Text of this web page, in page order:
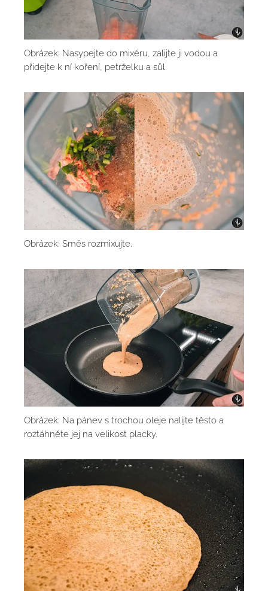
Obrázek: Nasypejte do mixéru, zalijte ji vodou a
přidejte k ní koření, petrželku a sůl.
Obrázek: Směs rozmixujte.
Obrázek: Na pánev s trochou oleje nalijte těsto a
roztáhněte jej na velikost placky.